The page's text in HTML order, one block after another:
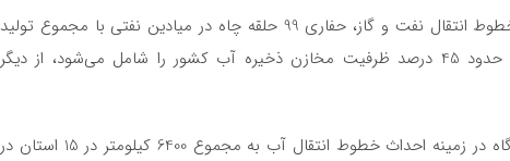
وی ادامه داد: احداث حدود 6 هزار کیلومتر خطوط انتقال نفت و گاز، حفاری 99 حلقه چاه در میادین نفتی با مجموع تولید
130 هزار بشمه در روز و احداث 62 سد که حدود 45 درصد ظرفیت مخازن ذخیره آب کشور را شامل می‌شود، از دیگر
سردار حاجی‌زمانی با بیان اینکه “فعالیت قرارگاه در زمینه احداث خطوط انتقال آب به مجموع 6400 کیلومتر در 15 استان در